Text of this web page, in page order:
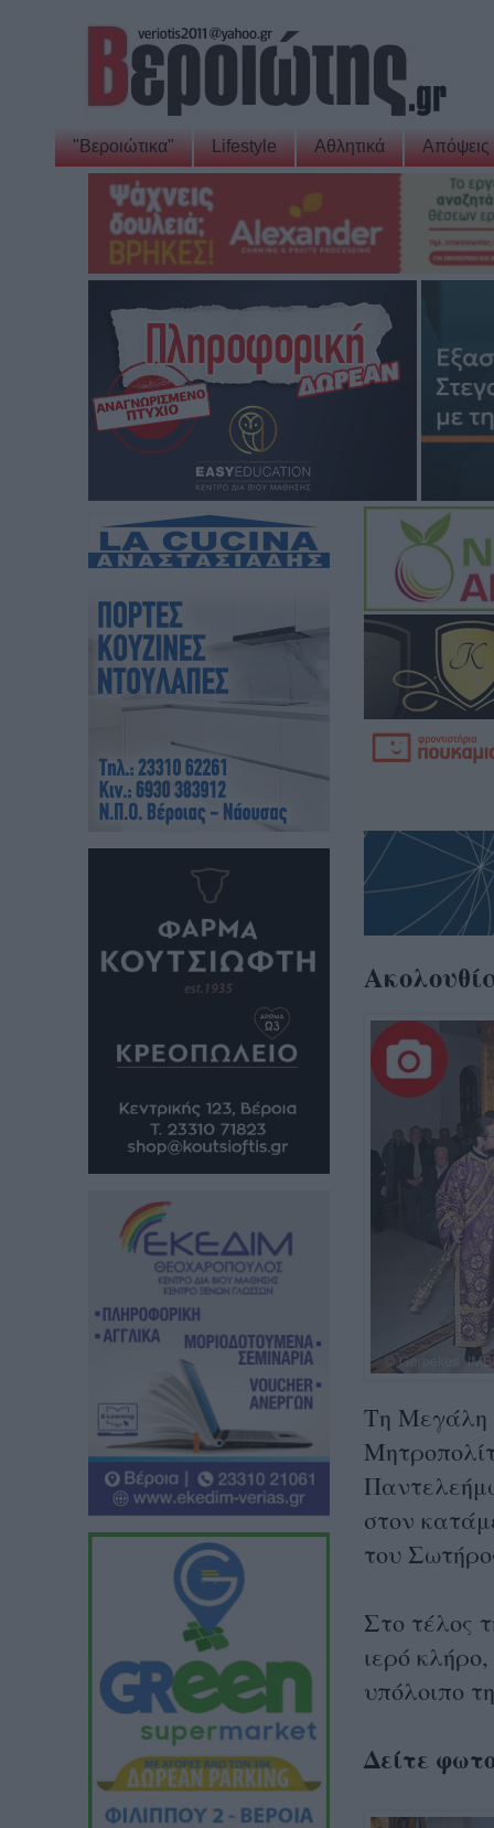
"Βεροιώτικα" Lifestyle Αθλητικά Απόψεις
Τη Μεγάλη
στον
του
Στο τέλος
ιερό
υπόλοιπο
Δείτε